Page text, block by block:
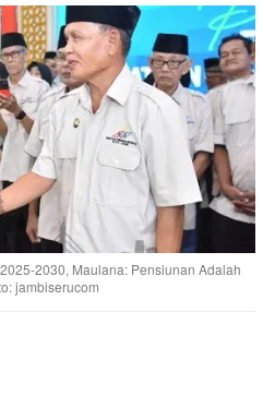
2030, Maulana: Pensiunan Adalah
jambiserucom